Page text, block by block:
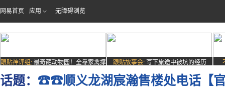
网易首页 应用 无障碍浏览
跟贴神评组: 最奇葩动物园！全靠家禽撑
跟贴故事会: 写下旅途中被坑的经历
话题： ☎☎顺义龙湖宸瀚售楼处电话【